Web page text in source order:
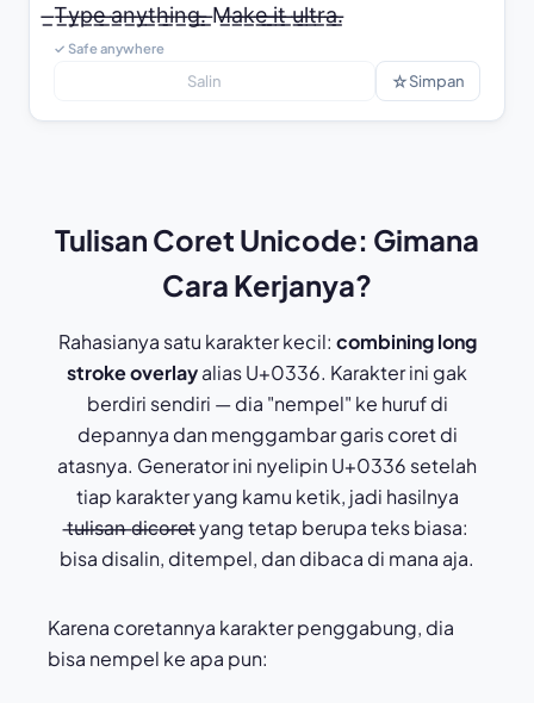
̶̲T̶̲y̶̲p̶̲e̶̲ ̶̲a̶̲n̶̲y̶̲t̶̲h̶̲i̶̲n̶̲g̶̲.̶̲ ̶̲M̶̲a̶̲k̶̲e̶̲ ̶̲i̶̲t̶̲ ̶̲u̶̲l̶̲t̶̲r̶̲a̶̲.̶̲
✓ Safe anywhere
Salin ☆Simpan
Tulisan Coret Unicode: Gimana
Cara Kerjanya?
Rahasianya satu karakter kecil: combining long
stroke overlayalias U+0336. Karakter ini gak
berdiri sendiri — dia "nempel" ke huruf di
depannya dan menggambar garis coret di
atasnya. Generator ini nyelipin U+0336 setelah
tiap karakter yang kamu ketik, jadi hasilnya
t̶u̶l̶i̶s̶a̶n̶ ̶d̶i̶c̶o̶r̶e̶t̶ yang tetap berupa teks biasa:
bisa disalin, ditempel, dan dibaca di mana aja.
Karena coretannya karakter penggabung, dia
bisa nempel ke apa pun: